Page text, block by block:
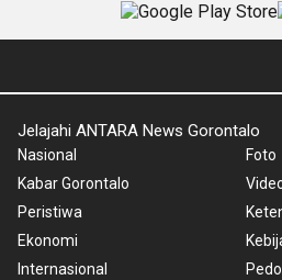
Jelajahi ANTARA News Gorontalo
Nasional
Kabar Gorontalo
Peristiwa
Ekonomi
Internasional
Foto